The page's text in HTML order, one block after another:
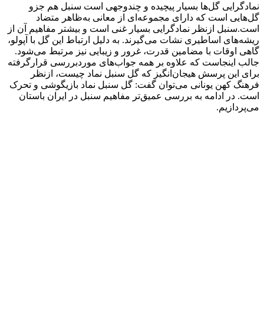
نمادگرایی گل‌ها بسیار پیچیده و چندوجهی است‌ سنبل هم جزو
گل‌هایی است که دارای مجموعه‌ای از معانی به‌ظاهر متضاد
است.سنبل ازنظر نمادگرایی بسیار غنی است و بیشتر مفاهیم آن از
ریشه‌های اساطیری نشات می‌گیرند. به دلیل ارتباط این گل با آپولو،
گاهی اوقات با مضامین قدرت، غرور و زیبایی نیز مرتبط می‌شود.
جالب اینجاست که علاوه بر همه جواب‌های موردبررسی قرارگرفته
برای این پرسش هیجان‌انگیز که گل سنبل نماد چیست، ازنظر
فرهنگ کهن یونانی می‌توان گفت: گل سنبل نماد بازیگوشی و تحرک
است. در ادامه به بررسی عمیق‌تر مفاهیم سنبل در ایران باستان
می‌پردازیم.